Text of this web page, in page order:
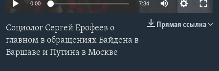
СОЦИАЛЬНЫЕ СЕТИ
0:00 7:34
Прямая ссылка
Социолог Сергей Ерофеев о
главном в обращениях Байдена в
Варшаве и Путина в Москве